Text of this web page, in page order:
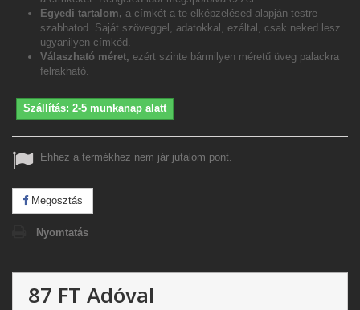
Egyedi tartalom, a címkét a te elképzelésed alapján testre
szabhatod. Saját szöveggel, adatokkal, ezáltal, csak neked lesz
ugyanilyen címkéd.
Válaszható méret, ezért szinte bármilyen méretű üveg palackra
felrakható.
Szállítás: 2-5 munkanap alatt
Ehhez a termékhez nem jár jutalom pont.
Megosztás
Nyomtatás
87 FT Adóval